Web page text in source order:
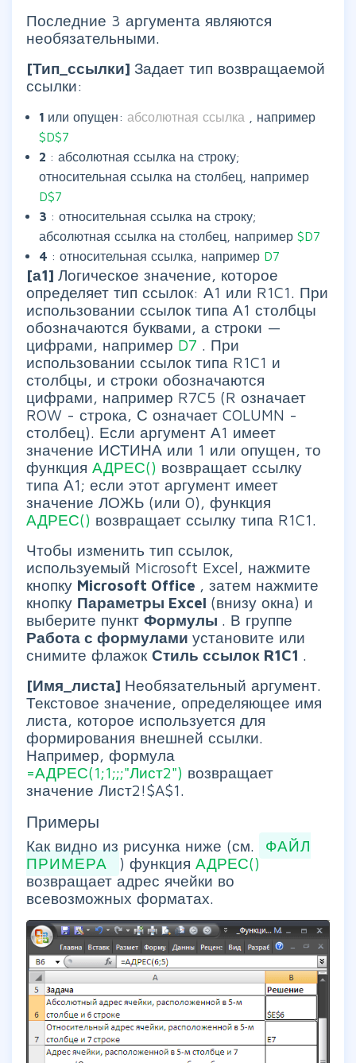
Последние 3 аргумента являются
необязательными.
[Тип_ссылки] Задает тип возвращаемой
ссылки:
1 или опущен: абсолютная ссылка
, например
$D$7
2 : абсолютная ссылка на строку;
относительная ссылка на столбец, например
D$7
3 : относительная ссылка на строку;
абсолютная ссылка на столбец, например $D7
4 : относительная ссылка, например D7
[а1] Логическое значение, которое
определяет тип ссылок: А1 или R1C1. При
использовании ссылок типа А1 столбцы
обозначаются буквами, а строки —
цифрами, например D7 . При
использовании ссылок типа R1C1 и
столбцы, и строки обозначаются
цифрами, например R7C5 (R означает
ROW - строка, С означает COLUMN -
столбец). Если аргумент А1 имеет
значение ИСТИНА или 1 или опущен, то
функция АДРЕС() возвращает ссылку
типа А1; если этот аргумент имеет
значение ЛОЖЬ (или 0), функция
АДРЕС() возвращает ссылку типа R1C1.
Чтобы изменить тип ссылок,
используемый Microsoft Excel, нажмите
кнопку Microsoft Office , затем нажмите
кнопку Параметры Excel (внизу окна) и
выберите пункт Формулы . В группе
Работа с формулами установите или
снимите флажок Стиль ссылок R1C1 .
[Имя_листа] Необязательный аргумент.
Текстовое значение, определяющее имя
листа, которое используется для
формирования внешней ссылки.
Например, формула
=АДРЕС(1;1;;;"Лист2") возвращает
значение Лист2!$A$1.
Примеры
Как видно из рисунка ниже (см.
ФАЙЛ
ПРИМЕРА
) функция АДРЕС()
возвращает адрес ячейки во
всевозможных форматах.